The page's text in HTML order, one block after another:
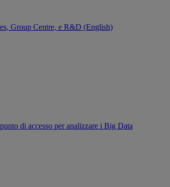
Group Centre, e R&D (English)
di accesso per analizzare i Big Data